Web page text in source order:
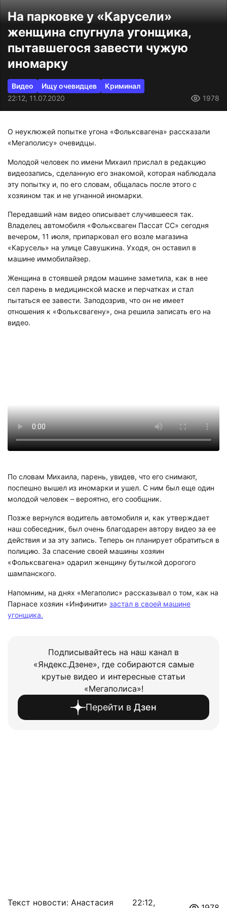
На парковке у «Карусели»
женщина спугнула угонщика,
пытавшегося завести чужую
иномарку
Видео Ищу очевидцев
Криминал
22:12, 11.07.2020
1978
О неуклюжей попытке угона «Фольксвагена» рассказали
«Мегаполису» очевидцы.
Молодой человек по имени Михаил прислал в редакцию
видеозапись, сделанную его знакомой, которая наблюдала
эту попытку и, по его словам, общалась после этого с
хозяином так и не угнанной иномарки.
Передавший нам видео описывает случившееся так.
Владелец автомобиля «Фольксваген Пассат CC» сегодня
вечером, 11 июля, припарковал его возле магазина
«Карусель» на улице Савушкина. Уходя, он оставил в
машине иммобилайзер.
Женщина в стоявшей рядом машине заметила, как в нее
сел парень в медицинской маске и перчатках и стал
пытаться ее завести. Заподозрив, что он не имеет
отношения к «Фольксвагену», она решила записать его на
видео.
По словам Михаила, парень, увидев, что его снимают,
поспешно вышел из иномарки и ушел. С ним был еще один
молодой человек – вероятно, его сообщник.
Позже вернулся водитель автомобиля и, как утверждает
наш собеседник, был очень благодарен автору видео за ее
действия и за эту запись. Теперь он планирует обратиться в
полицию. За спасение своей машины хозяин
«Фольксвагена» одарил женщину бутылкой дорогого
шампанского.
Напомним, на днях «Мегаполис» рассказывал о том, как на
Парнасе хозяин «Инфинити» застал в своей машине
угонщика.
Подписывайтесь на наш канал в
«Яндекс.Дзене», где собираются самые
крутые видео и интересные статьи
«Мегаполиса»!
Перейти в Дзен
Текст новости: Анастасия
22:12,